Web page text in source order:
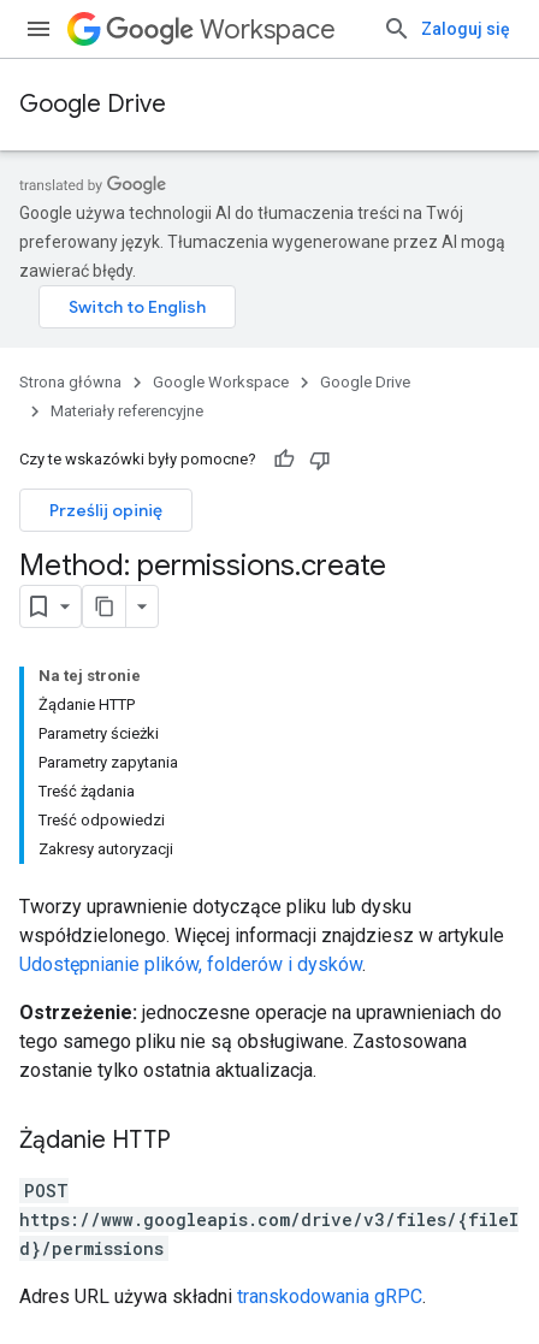
Workspace Zaloguj się
Google Drive
Google używa technologii AI do tłumaczenia treści na Twój
preferowany język. Tłumaczenia wygenerowane przez AI mogą
zawierać błędy.
Strona główna Google Workspace
Google Drive
Materiały referencyjne
Czy te wskazówki były pomocne?
Prześlij opinię
Method: permissions.create
Na tej stronie
Żądanie HTTP
Parametry ścieżki
Parametry zapytania
Treść żądania
Treść odpowiedzi
Zakresy autoryzacji
Tworzy uprawnienie dotyczące pliku lub dysku
współdzielonego. Więcej informacji znajdziesz w artykule
Udostępnianie plików, folderów i dysków.
Ostrzeżenie: jednoczesne operacje na uprawnieniach do
tego samego pliku nie są obsługiwane. Zastosowana
zostanie tylko ostatnia aktualizacja.
Żądanie HTTP
POST
https://www.googleapis.com/drive/v3/files/{fileI
d}/permissions
Adres URL używa składni transkodowania gRPC.